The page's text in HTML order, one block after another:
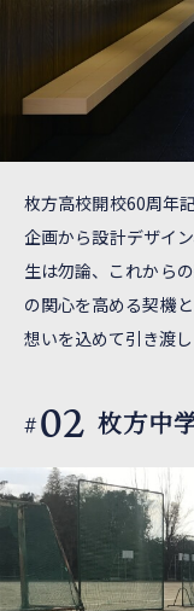
枚方高校開校60周年
企画から設計デザイ
生は勿論、これから
の関心を高める契機
想いを込めて引き渡
#02 枚方中